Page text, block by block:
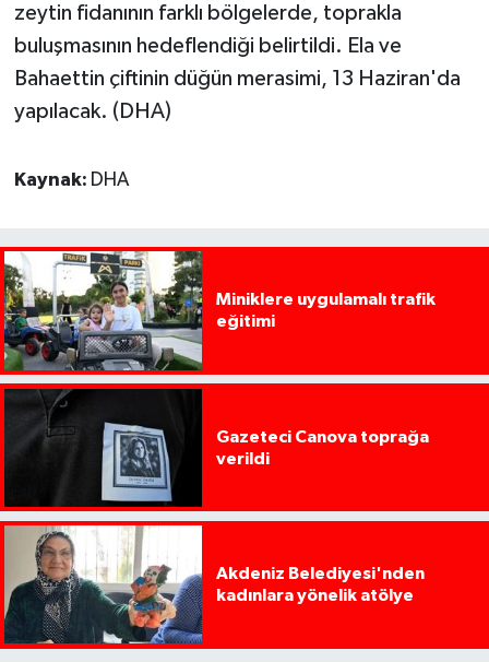
zeytin fidanının farklı bölgelerde, toprakla
buluşmasının hedeflendiği belirtildi. Ela ve
Bahaettin çiftinin düğün merasimi, 13 Haziran'da
yapılacak. (DHA)
Kaynak: DHA
Miniklere uygulamalı trafik
eğitimi
Gazeteci Canova toprağa
verildi
Akdeniz Belediyesi'nden
kadınlara yönelik atölye